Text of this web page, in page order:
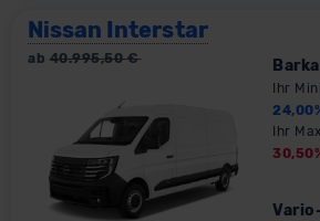
Nissan Interstar
ab 40.995,50€
Ihr
24,00
Ihr
30,50